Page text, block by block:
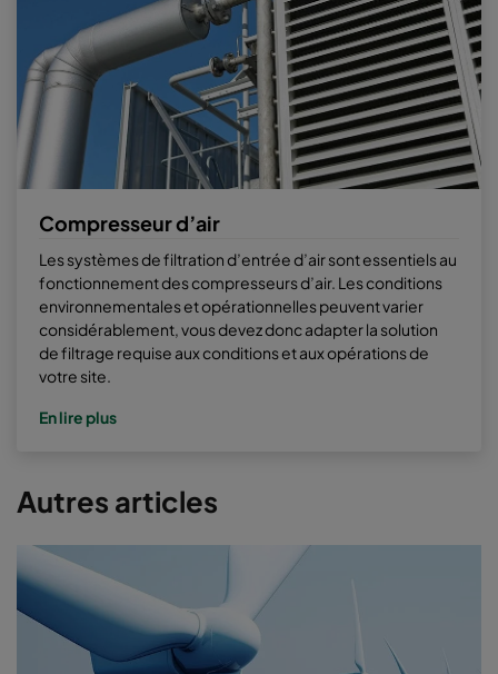
Compresseur d’air
Les systèmes de filtration d’entrée d’air sont essentiels au
fonctionnement des compresseurs d’air. Les conditions
environnementales et opérationnelles peuvent varier
considérablement, vous devez donc adapter la solution
de filtrage requise aux conditions et aux opérations de
votre site.
En lire plus
Autres articles